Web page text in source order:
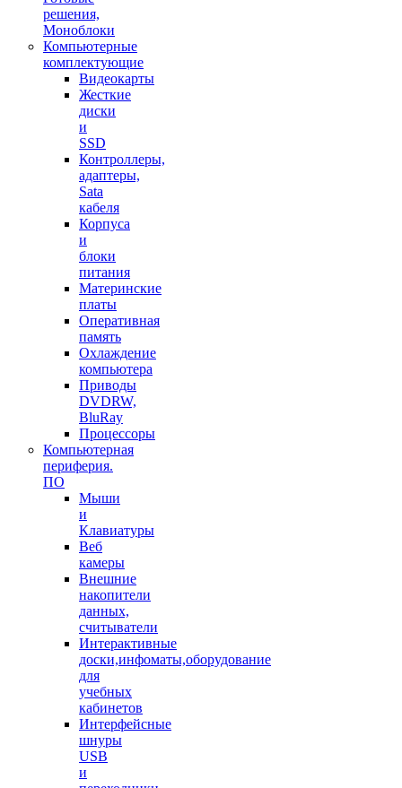
решения,
Моноблоки
Компьютерные
комплектующие
Видеокарты
Жесткие
диски
и
SSD
Контроллеры,
адаптеры,
Sata
кабеля
Корпуса
и
блоки
питания
Материнские
платы
Оперативная
память
Охлаждение
компьютера
Приводы
DVDRW,
BluRay
Процессоры
Компьютерная
периферия.
ПО
Мыши
и
Клавиатуры
Веб
камеры
Внешние
накопители
данных,
считыватели
Интерактивные
доски,инфоматы,оборудование
для
учебных
кабинетов
Интерфейсные
шнуры
USB
и